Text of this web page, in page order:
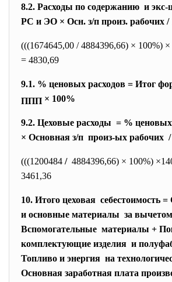
8.2. Расходы по содержанию и
РС и ЭО × Осн. з/п произ. рабочих /
(((1674645,00 / 4884396,66) × 100%)
= 4830,69
9.1. % ценовых расходов = Итог
ППП × 100%
9.2. Цеховые расходы = % ценовых
× Основная з/п произ-ых рабочих /
(((1200484 / 4884396,66) × 100%)
3461,36
10. Итого цеховая себестоимость
и основные материалы за
Вспомогательные материалы +
комплектующие изделия и
Топливо и энергия на
Основная заработная плата